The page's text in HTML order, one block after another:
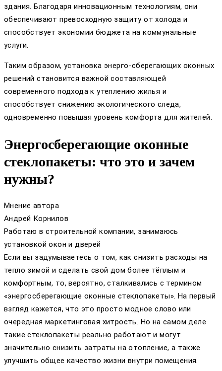
здания. Благодаря инновационным технологиям, они
обеспечивают превосходную защиту от холода и
способствует экономии бюджета на коммунальные
услуги.
Таким образом, установка энерго-сберегающих оконных
решений становится важной составляющей
современного подхода к утеплению жилья и
способствует снижению экологического следа,
одновременно повышая уровень комфорта для жителей.
Энергосберегающие оконные
стеклопакеты: что это и зачем
нужны?
Мнение автора
Андрей Корнилов
Работаю в строительной компании, занимаюсь
установкой окон и дверей
Если вы задумываетесь о том, как снизить расходы на
тепло зимой и сделать свой дом более тёплым и
комфортным, то, вероятно, сталкивались с термином
«энергосберегающие оконные стеклопакеты». На первый
взгляд кажется, что это просто модное слово или
очередная маркетинговая хитрость. Но на самом деле
такие стеклопакеты реально работают и могут
значительно снизить затраты на отопление, а также
улучшить общее качество жизни внутри помещения.